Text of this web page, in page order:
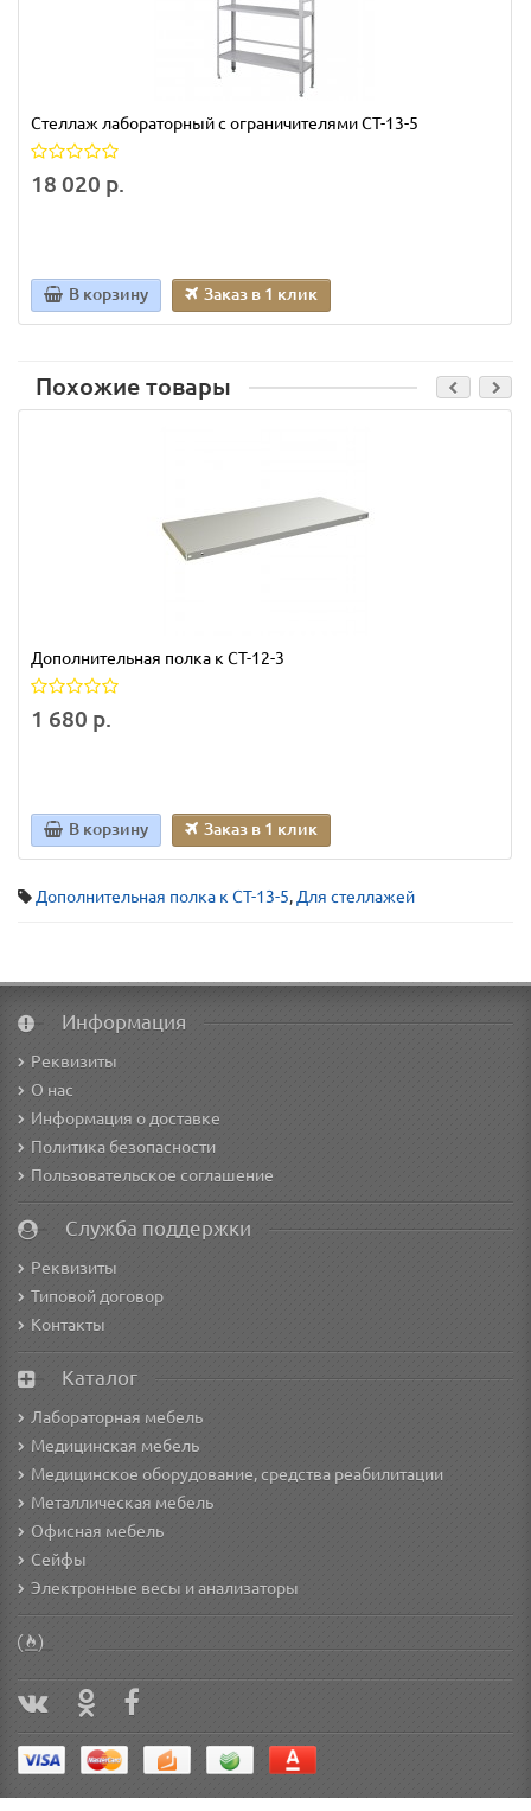
Стеллаж лабораторный с ограничителями СТ-13-5
18 020 р.
В корзину Заказ в 1 клик
Похожие товары
Дополнительная полка к СТ-12-3
1 680 р.
В корзину Заказ в 1 клик
Дополнительная полка к СТ-13-5, Для стеллажей
Информация
Реквизиты
О нас
Информация о доставке
Политика безопасности
Пользовательское соглашение
Служба поддержки
Реквизиты
Типовой договор
Контакты
Каталог
Лабораторная мебель
Медицинская мебель
Медицинское оборудование, средства реабилитации
Металлическая мебель
Офисная мебель
Сейфы
Электронные весы и анализаторы